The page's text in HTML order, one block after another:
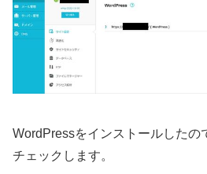
WordPressをインストールしたの
チェックします。